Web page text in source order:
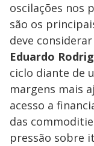
oscilações nos
são os
deve
Eduardo
ciclo diante de
margens mais
acesso a
das
pressão sobre